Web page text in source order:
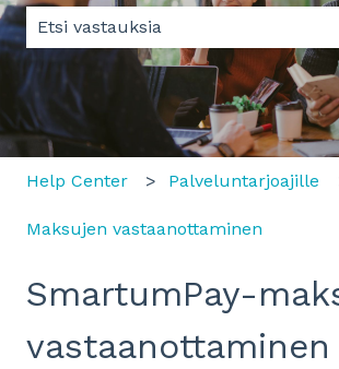
Ehdotuksia ei ole, koska
Help Center Palveluntarjoajille
Maksujen vastaanottaminen
SmartumPay-
vastaanottaminen